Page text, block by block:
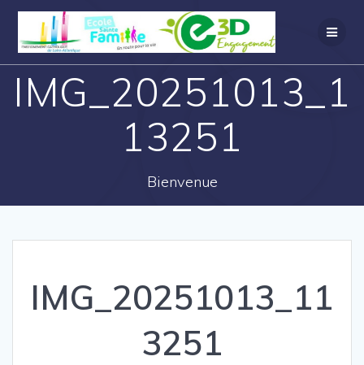
IMG_20251013_1
13251
Bienvenue
IMG_20251013_11
3251